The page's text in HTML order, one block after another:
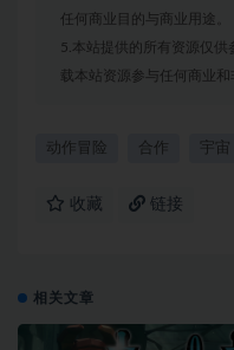
任何商业目的与商业用途。
5.本站提供的所有资源仅供
载本站资源参与任何商业
动作冒险 合作 宇宙
收藏 链接
相关文章